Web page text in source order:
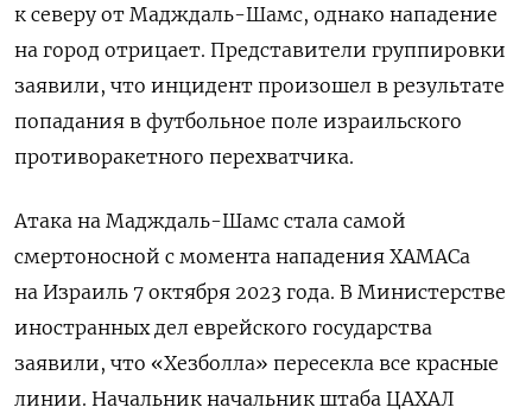
к северу от Мадждаль-Шамс, однако нападение
на город отрицает. Представители группировки
заявили, что инцидент произошел в результате
попадания в футбольное поле израильского
противоракетного перехватчика.
Атака на Мадждаль-Шамс стала самой
смертоносной с момента нападения ХАМАСа
на Израиль 7 октября 2023 года. В Министерстве
иностранных дел еврейского государства
заявили, что «Хезболла» пересекла все красные
линии. Начальник начальник штаба ЦАХАЛ